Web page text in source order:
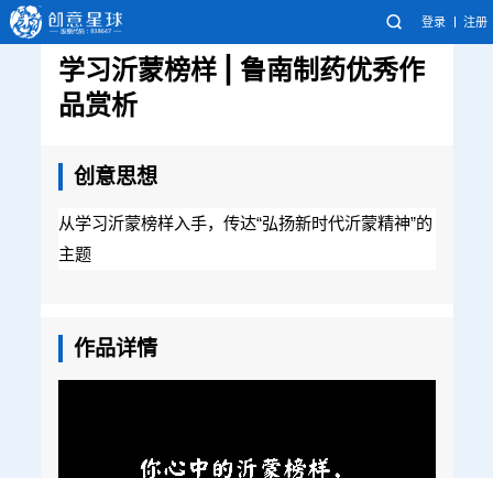
登录 注册
学习沂蒙榜样 | 鲁南制药优秀作
品赏析
创意思想
从学习沂蒙榜样入手，传达“弘扬新时代沂蒙精神”的
主题
作品详情